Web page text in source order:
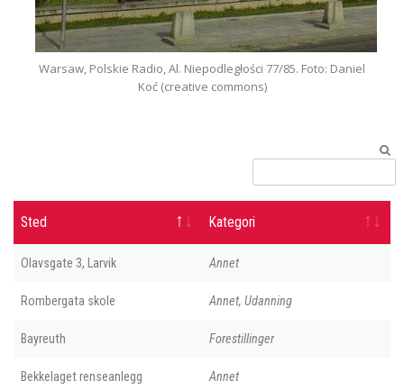
Warsaw, Polskie Radio, Al. Niepodległości 77/85. Foto: Daniel
Koć (creative commons)
Sted Kategori
Olavsgate 3, Larvik Annet
Rombergata skole Annet, Udanning
Bayreuth Forestillinger
Bekkelaget renseanlegg Annet